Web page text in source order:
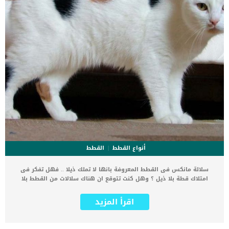
أنواع القطط
القطط
سلالة مانكس فى القطط المعروفة بانها لا تملك ذيلا .. فهل تفكر فى
امتلاك قطة بلا ذيل ؟ وهل كنت تتوقع ان هناك سلالات من القطط بلا
القطط. تقول احدهم انه قطا من سلالة مانكس كان متأخراً بالصعود إلى
سفينة نوح وفقد ذيله عندما أغلق نوح باب الفلك عن غير قصد. كما تقول
اقرأ المزيد